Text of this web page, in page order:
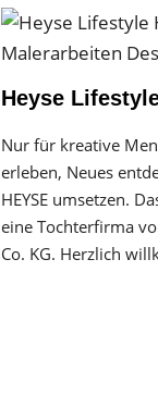
Heyse
Nur für kreative
erleben, Neues
HEYSE umsetzen.
eine Tochterfirma
Co. KG. Herzlich